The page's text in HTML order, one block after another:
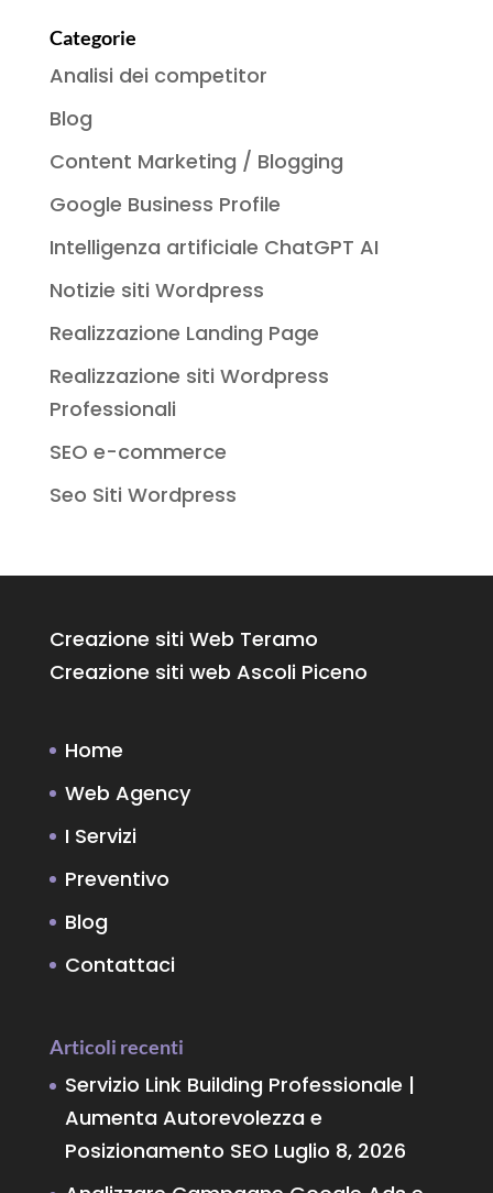
Categorie
Analisi dei competitor
Blog
Content Marketing / Blogging
Google Business Profile
Intelligenza artificiale ChatGPT AI
Notizie siti Wordpress
Realizzazione Landing Page
Realizzazione siti Wordpress
Professionali
SEO e-commerce
Seo Siti Wordpress
Creazione siti Web Teramo
Creazione siti web Ascoli Piceno
Home
Web Agency
I Servizi
Preventivo
Blog
Contattaci
Articoli recenti
Servizio Link Building Professionale |
Aumenta Autorevolezza e
Posizionamento SEO Luglio 8, 2026